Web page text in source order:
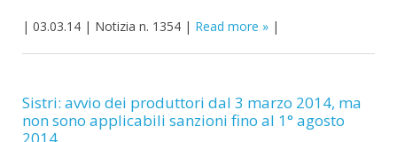
| 03.03.14 | Notizia n. 1354 | Read more |
Sistri: avvio dei produttori dal 3 marzo 2014, ma
non sono applicabili sanzioni fino al 1° agosto